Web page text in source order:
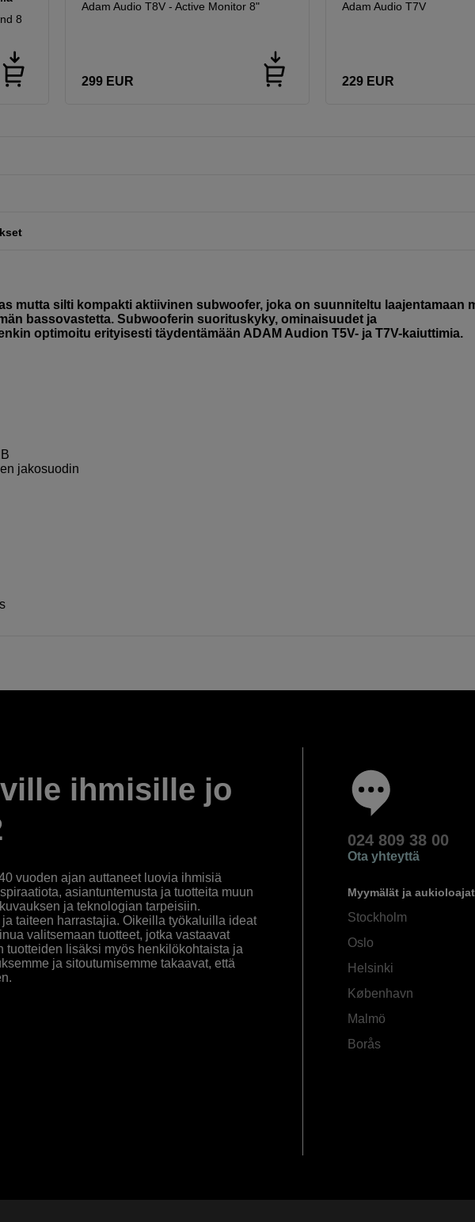
8
Adam Audio T8V - Active Monitor 8"
299 EUR
Adam Audio T7V
229 EUR
mutta silti kompakti aktiivinen subwoofer, joka on suunniteltu laajentamaan
bassovastetta. Subwooferin suorituskyky, ominaisuudet ja
optimoitu erityisesti täydentämään ADAM Audion T5V- ja T7V-kaiuttimia.
jakosuodin
ihmisille jo
vuoden ajan auttaneet luovia ihmisiä
asiantuntemusta ja tuotteita muun
ja teknologian tarpeisiin.
taiteen harrastajia. Oikeilla työkaluilla ideat
valitsemaan tuotteet, jotka vastaavat
tuotteiden lisäksi myös henkilökohtaista ja
ja sitoutumisemme takaavat, että
024 809 38 00
Ota yhteyttä
Myymälät ja aukioloajat
Stockholm
Oslo
Helsinki
København
Malmö
Borås